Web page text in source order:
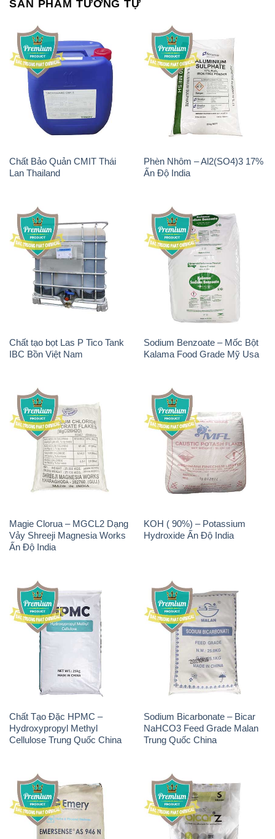
SẢN PHẨM TƯƠNG TỰ
Chất Bảo Quản CMIT Thái
Lan Thailand
Phèn Nhôm – Al2(SO4)3 17%
Ấn Độ India
Chất tạo bọt Las P Tico Tank
IBC Bồn Việt Nam
Sodium Benzoate – Mốc Bột
Kalama Food Grade Mỹ Usa
Magie Clorua – MGCL2 Dạng
Vảy Shreeji Magnesia Works
Ấn Độ India
KOH ( 90%) – Potassium
Hydroxide Ấn Độ India
Chất Tạo Đặc HPMC –
Hydroxypropyl Methyl
Cellulose Trung Quốc China
Sodium Bicarbonate – Bicar
NaHCO3 Feed Grade Malan
Trung Quốc China